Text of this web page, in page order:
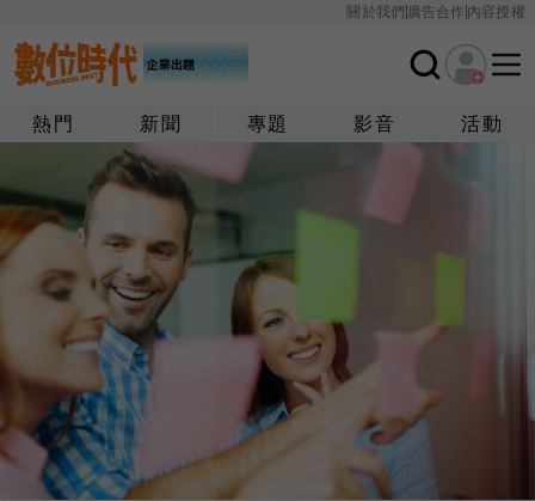
關於我們廣告合作內容授權
熱門 新聞 專題 影音 活動